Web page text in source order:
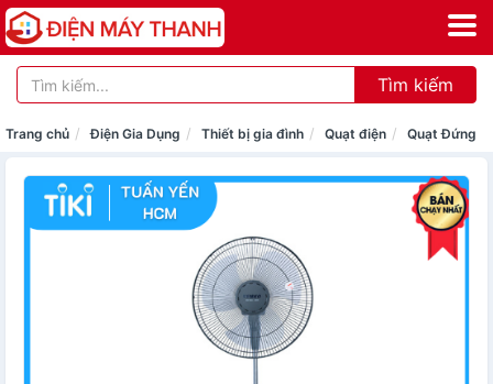
Tìm kiếm
Trang chủ Điện Gia Dụng Thiết bị gia đình Quạt điện Quạt Đứng